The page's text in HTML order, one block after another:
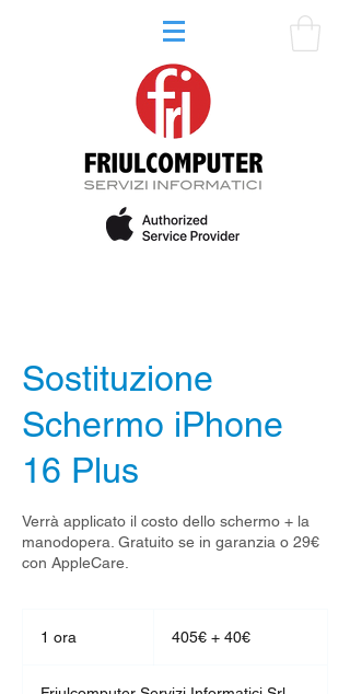
Sostituzione
Schermo iPhone
16 Plus
Verrà applicato il costo dello schermo + la
manodopera. Gratuito se in garanzia o 29€
con AppleCare.
1 ora
40€405€ + 40€